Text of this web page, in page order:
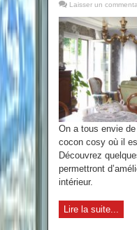
Laisser un
On a tous envie
cocon cosy où il
Découvrez
permettront
intérieur.
Lire la suite...